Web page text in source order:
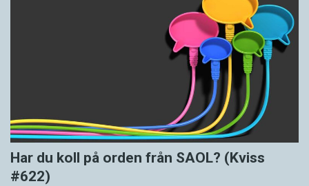
Har du koll på orden från SAOL? (Kviss
#622)